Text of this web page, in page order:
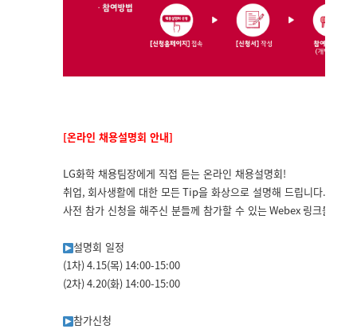
[온라인 채용설명회 안내]
LG화학 채용팀장에게 직접 듣는 온라인 채용설명회!
취업, 회사생활에 대한 모든Tip을 화상으로 설명해 드립니다.
사전 참가 신청을 해주신 분들께 참가할 수 있는Webex 링크를 보
설명회 일정
(1차) 4.15(목) 14:00-15:00
(2차) 4.20(화) 14:00-15:00
참가신청